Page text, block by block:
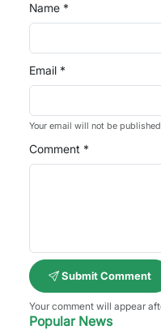
Name *
Email *
Your email will not be
Comment *
Submit Comment
Your comment will appear
Popular News